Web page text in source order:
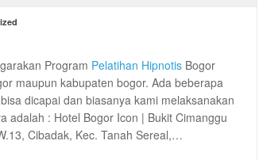
Program Pelatihan HipnotisBogor
maupun kabupaten bogor. Ada beberapa
dicapai dan biasanya kami melaksanakan
adalah : Hotel Bogor Icon | Bukit Cimanggu
Cibadak, Kec. Tanah Sereal,…